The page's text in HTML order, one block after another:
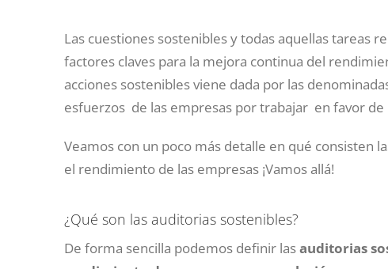
Las cuestiones sostenibles y todas aquellas tareas
factores claves para la mejora continua del
acciones sostenibles viene dada por las
esfuerzos de las empresas por trabajar en favor
Veamos con un poco más detalle en qué consisten
el rendimiento de las empresas ¡Vamos allá!
¿Qué son las auditorias sostenibles?
De forma sencilla podemos definir lasauditorias